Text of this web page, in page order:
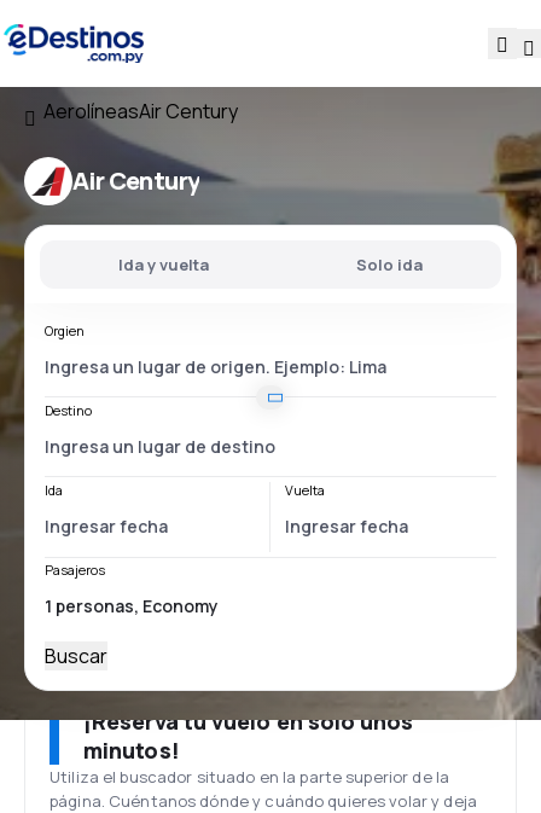
AerolíneasAir Century
Air Century
Ida y vuelta Solo ida
Orgien
Destino
Ida Vuelta
Pasajeros
Buscar
¡Reserva tu vuelo en solo unos
minutos!
Utiliza el buscador situado en la parte superior de la
página. Cuéntanos dónde y cuándo quieres volar y deja